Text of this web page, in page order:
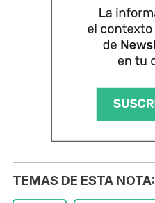
TEMAS DE ESTA NOTA: